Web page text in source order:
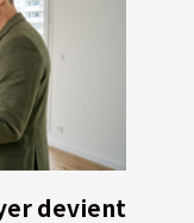
devient